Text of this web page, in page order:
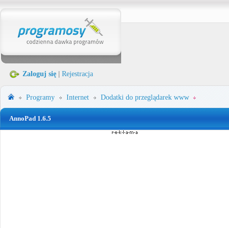
Zaloguj się Rejestracja
Programy Internet Dodatki do przeglądarek www
AnnoPad 1.6.5